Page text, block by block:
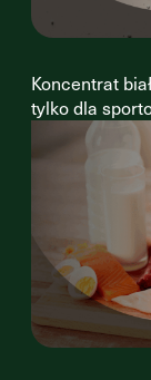
Koncentrat
tylko dla